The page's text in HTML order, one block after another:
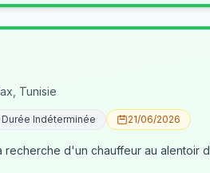
Tunisie
Durée Indéterminée 21/06/2026
recherche d'un chauffeur au alentoir